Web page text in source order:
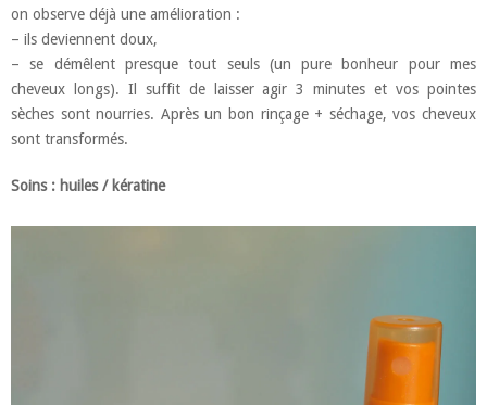
on observe déjà une amélioration :
– ils deviennent doux,
– se démêlent presque tout seuls (un pure bonheur pour mes
cheveux longs). Il suffit de laisser agir 3 minutes et vos pointes
sèches sont nourries. Après un bon rinçage + séchage, vos cheveux
sont transformés.
Soins : huiles / kératine